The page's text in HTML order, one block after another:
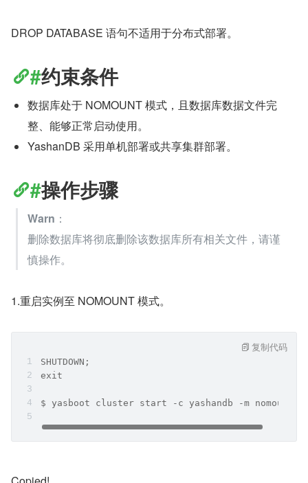
DROP DATABASE 语句不适用于分布式部署。
#约束条件
数据库处于 NOMOUNT 模式，且数据库数据文件完
整、能够正常启动使用。
YashanDB 采用单机部署或共享集群部署。
#操作步骤
Warn ：
删除数据库将彻底删除该数据库所有相关文件，请谨
慎操作。
1.重启实例至 NOMOUNT 模式。
SHUTDOWN;
exit
$ yasboot cluster start -c yashandb -m nomount
复制代码